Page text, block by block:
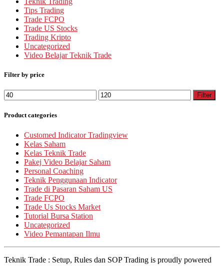
Tips Trading
Trade FCPO
Trade US Stocks
Trading Kripto
Uncategorized
Video Belajar Teknik Trade
Filter by price
Min
price
Max
price
Filter
Product categories
Customed Indicator Tradingview
Kelas Saham
Kelas Teknik Trade
Pakej Video Belajar Saham
Personal Coaching
Teknik Penggunaan Indicator
Trade di Pasaran Saham US
Trade FCPO
Trade Us Stocks Market
Tutorial Bursa Station
Uncategorized
Video Pemantapan Ilmu
Teknik Trade : Setup, Rules dan SOP Trading is proudly powered